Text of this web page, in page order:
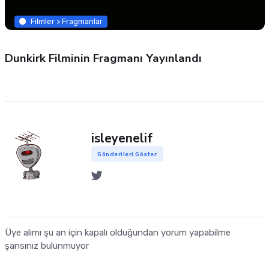
Filmler > Fragmanlar
Dunkirk Filminin Fragmanı Yayınlandı
isleyenelif
Gönderileri Göster
Üye alımı şu an için kapalı olduğundan yorum yapabilme
şansınız bulunmuyor